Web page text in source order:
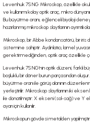
Levenhuk 7S NG Mikroskop, özellikle okul
ve kullanımı kolay optik araç, mikro
Bu büyütme oranı, eğlenceli biyoloji
hazırlanmış mikroskop slaytlarının
Mikroskop, bir Abbe kondansatörü, bir iris
sistemine sahiptir. Aydınlatıcı, lamel
gerektirmediğinden, optik araç özellikle
Levenhuk 7S NG'nin optik düzeni, farklı
boşluklu bir döner burun parçasından
büyütme oranı ile görüş alanının
yerleştirilir. Mikroskop slaytlarının iki
ile donatılmıştır: X ekseni (sol-sağ) ve
ayarı için kullanılır.
Mikroskopun gövdesi metalden